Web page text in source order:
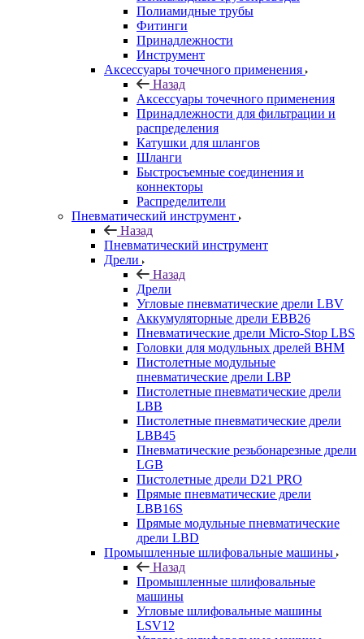
Полиамидные трубы
Фитинги
Принадлежности
Инструмент
Аксессуары точечного применения
Назад
Аксессуары точечного применения
Принадлежности для фильтрации и
распределения
Катушки для шлангов
Шланги
Быстросъемные соединения и
коннекторы
Распределители
Пневматический инструмент
Назад
Пневматический инструмент
Дрели
Назад
Дрели
Угловые пневматические дрели LBV
Аккумуляторные дрели EBB26
Пневматические дрели Micro-Stop LBS
Головки для модульных дрелей BHM
Пистолетные модульные
пневматические дрели LBP
Пистолетные пневматические дрели
LBB
Пистолетные пневматические дрели
LBB45
Пневматические резьбонарезные дрели
LGB
Пистолетные дрели D21 PRO
Прямые пневматические дрели
LBB16S
Прямые модульные пневматические
дрели LBD
Промышленные шлифовальные машины
Назад
Промышленные шлифовальные
машины
Угловые шлифовальные машины
LSV12